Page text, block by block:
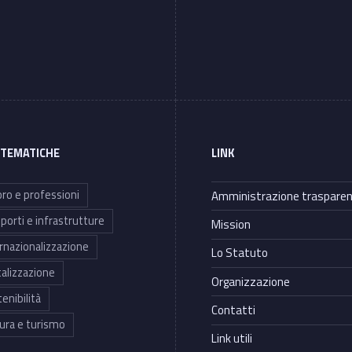
e professioni
e infrastrutture
e turismo
LINK
Amministrazione
Mission
Lo Statuto
Organizzazione
Contatti
Link utili